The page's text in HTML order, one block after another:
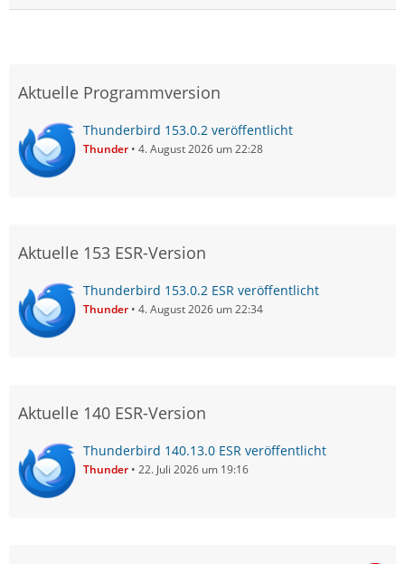
Aktuelle Programmversion
Thunderbird 153.0.2 veröffentlicht
Thunder 4. August 2026 um 22:28
Aktuelle 153 ESR-Version
Thunderbird 153.0.2 ESR veröffentlicht
Thunder 4. August 2026 um 22:34
Aktuelle 140 ESR-Version
Thunderbird 140.13.0 ESR veröffentlicht
Thunder 22. Juli 2026 um 19:16